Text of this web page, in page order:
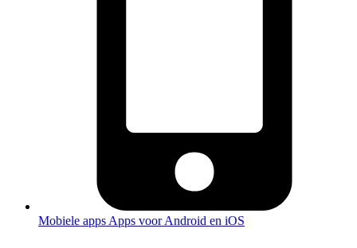
Mobiele apps Apps voor Android en iOS